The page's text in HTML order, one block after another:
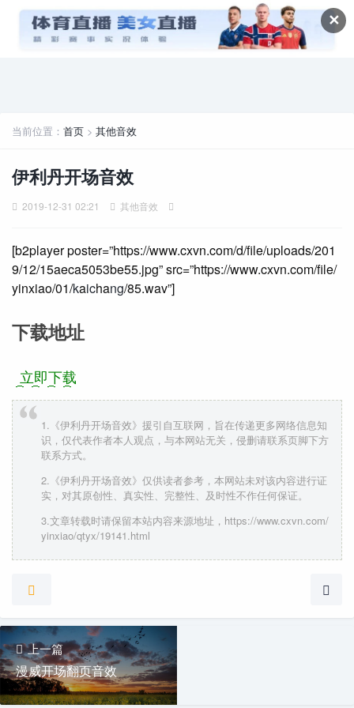
✕
当前位置： 首页 > 其他音效
伊利丹开场音效
2019-12-31 02:21 其他音效
[b2player poster=”https://www.cxvn.com/d/file/uploads/201
9/12/15aeca5053be55.jpg” src=”https://www.cxvn.com/file/
yinxiao/01/kaichang/85.wav”]
下载地址
立即下载
1.《伊利丹开场音效》援引自互联网，旨在传递更多网络信息知
识，仅代表作者本人观点，与本网站无关，侵删请联系页脚下方
联系方式。
2.《伊利丹开场音效》仅供读者参考，本网站未对该内容进行证
实，对其原创性、真实性、完整性、及时性不作任何保证。
3.文章转载时请保留本站内容来源地址，https://www.cxvn.com/
yinxiao/qtyx/19141.html
上一篇
漫威开场翻页音效